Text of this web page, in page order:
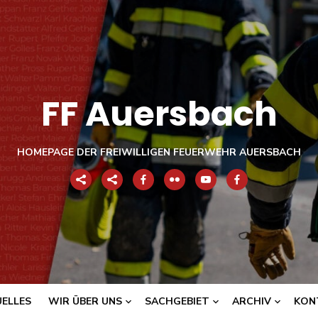
FF Auersbach
HOMEPAGE DER FREIWILLIGEN FEUERWEHR AUERSBACH
WIR ÜBER UNS SACHGEBIET ARCHIV